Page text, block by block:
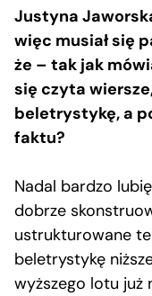
Justyna
więc musiał się
że – tak jak
się czyta
beletrystykę, a
faktu?
Nadal bardzo
dobrze
ustrukturowane
beletrystykę
wyższego lotu już